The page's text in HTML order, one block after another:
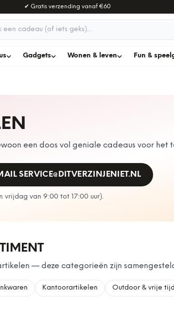
✔ Gratis verzending vanaf€60
cadeau
Gadgets Wonen & leven Fun &
een doos vol geniale cadeaus voor
SERVICE@DITVERZINJENIET.NL
vrijdag van 9:00 tot 17:00 uur).
— deze categorieën zijn
Kantoorartikelen Outdoor & vrije tijd